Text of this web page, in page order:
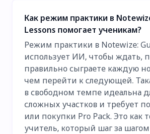
Как режим практики в
Lessons помогает ученикам?
Режим практики в Notewize:
использует ИИ, чтобы ждать,
правильно сыграете каждую
чем перейти к следующей.
в свободном темпе идеальна
сложных участков и требует
или покупки Pro Pack. Это как
учитель, который шаг за шагом